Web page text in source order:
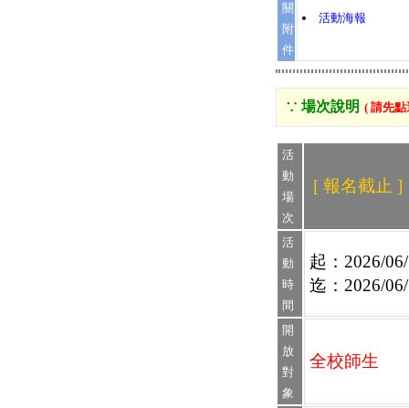
關
附
件
活動海報
∵ 場次說明 ( 請先
活
動
場
次
[ 報名截止 ]
活
動
時
間
起：2026/
迄：2026/
開
放
對
象
全校師生